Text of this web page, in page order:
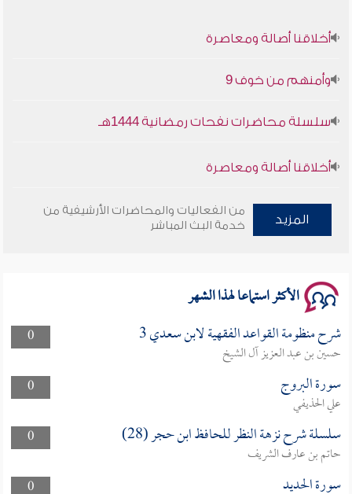
سلسلة محاضرات نفحات رمضانية 1444هـ
المزيد
من الفعاليات والمحاضرات الأرشيفية من
خدمة البث المباشر
الأكثر استماعا لهذا الشهر
0 شرح منظومة القواعد الفقهية لابن سعدي 3
حسين بن عبد العزيز آل الشيخ
0
سورة البروج
علي الحذيفي
0
سلسلة شرح نزهة النظر للحافظ ابن حجر (28)
حاتم بن عارف الشريف
0
سورة الحديد